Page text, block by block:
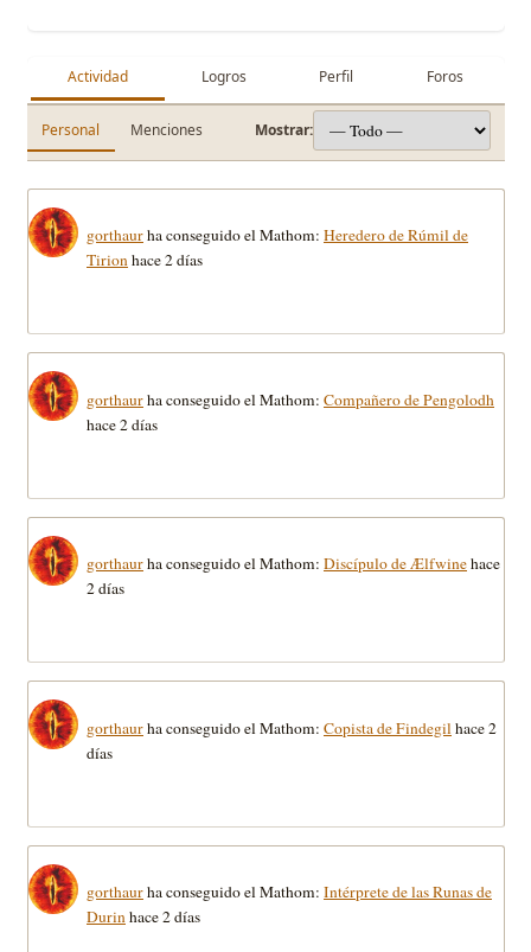
Actividad Logros Perfil Foros
Personal Menciones Mostrar:
gorthaurha conseguido el Mathom: Heredero de Rúmil de
Tirionhace 2 días
gorthaurha conseguido el Mathom: Compañero de Pengolodh
hace 2 días
gorthaurha conseguido el Mathom: Discípulo de Ælfwinehace
2 días
gorthaurha conseguido el Mathom: Copista de Findegilhace 2
días
gorthaurha conseguido el Mathom: Intérprete de las Runas de
Durinhace 2 días